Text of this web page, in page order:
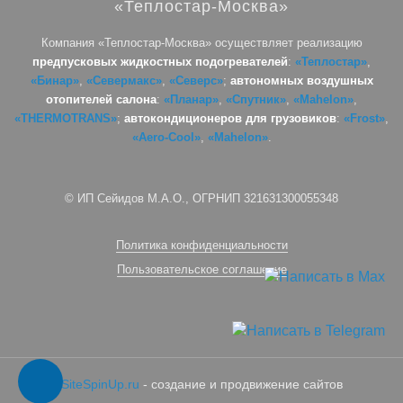
«Теплостар-Москва»
Компания «Теплостар-Москва» осуществляет реализацию
предпусковых жидкостных подогревателей: «Теплостар»,
«Бинар», «Севермакс», «Северс»; автономных воздушных
отопителей салона: «Планар», «Спутник», «Mahelon»,
«THERMOTRANS»; автокондиционеров для грузовиков: «Frost»,
«Aero-Cool», «Mahelon».
© ИП Сейидов М.А.О., ОГРНИП 321631300055348
Политика конфиденциальности
Пользовательское соглашение
SiteSpinUp.ru - создание и продвижение сайтов